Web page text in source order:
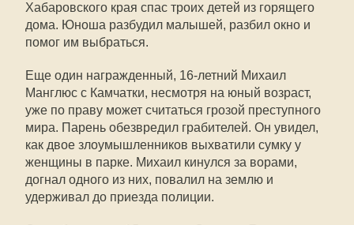
Хабаровского края спас троих детей из горящего
дома. Юноша разбудил малышей, разбил окно и
помог им выбраться.
Еще один награжденный, 16-летний Михаил
Манглюс с Камчатки, несмотря на юный возраст,
уже по праву может считаться грозой преступного
мира. Парень обезвредил грабителей. Он увидел,
как двое злоумышленников выхватили сумку у
женщины в парке. Михаил кинулся за ворами,
догнал одного из них, повалил на землю и
удерживал до приезда полиции.